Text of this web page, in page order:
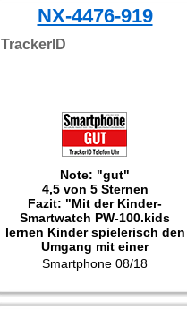
NX-4476-919
TrackerID
Note: "gut"
4,5 von 5 Sternen
Fazit: "Mit der Kinder-
Smartwatch PW-100.kids
lernen Kinder spielerisch den
Umgang mit einer
Smartwatch."
Smartphone 08/18